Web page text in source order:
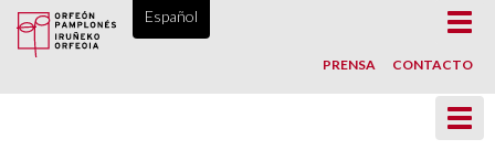
ORFEÓN PAMPLONÉS, DESDE 1865
Español
PRENSA CONTACTO